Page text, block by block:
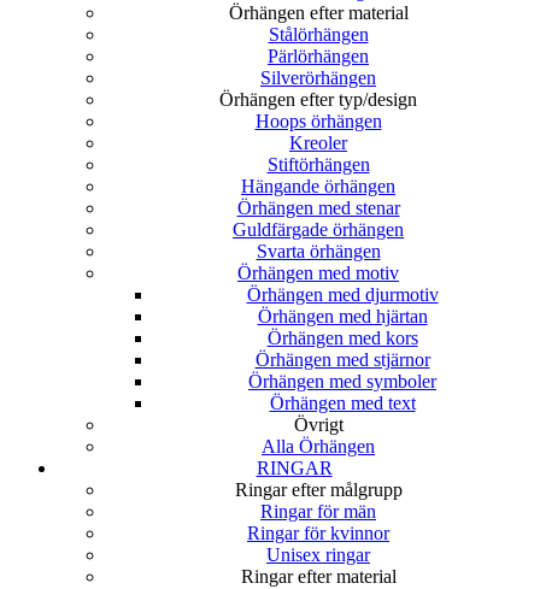
Örhängen efter material
Stålörhängen
Pärlörhängen
Silverörhängen
Örhängen efter typ/design
Hoops örhängen
Kreoler
Stiftörhängen
Hängande örhängen
Örhängen med stenar
Guldfärgade örhängen
Svarta örhängen
Örhängen med motiv
Örhängen med djurmotiv
Örhängen med hjärtan
Örhängen med kors
Örhängen med stjärnor
Örhängen med symboler
Örhängen med text
Övrigt
Alla Örhängen
RINGAR
Ringar efter målgrupp
Ringar för män
Ringar för kvinnor
Unisex ringar
Ringar efter material